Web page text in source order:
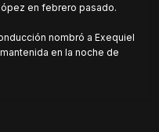
en febrero pasado.
nombró a Exequiel
en la noche de